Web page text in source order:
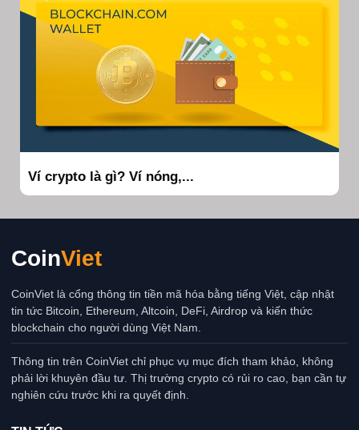
Ví crypto là gì? Ví nóng,...
CoinViet
CoinViet là cổng thông tin tiền mã hóa bằng tiếng Việt, cập nhật
tin tức Bitcoin, Ethereum, Altcoin, DeFi, Airdrop và kiến thức
blockchain cho người dùng Việt Nam.
Thông tin trên CoinViet chỉ phục vụ mục đích tham khảo, không
phải lời khuyên đầu tư. Thị trường crypto có rủi ro cao, bạn cần tự
nghiên cứu trước khi ra quyết định.